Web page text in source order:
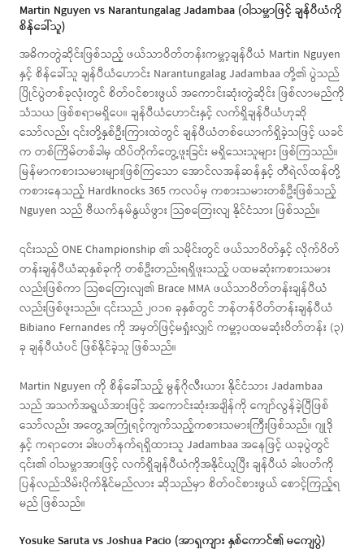
Martin Nguyen vs Narantungalag Jadambaa (ဝါသမ္ဘာဖြင့် ချန်ပီယံကို
စိန်ခေါ်သူ)
အဓိကတွဲဆိုင်းဖြစ်သည့် ဖယ်သာဝိတ်တန်းကမ္ဘာ့ချန်ပီယံ Martin Nguyen
နှင့် စိန်ခေါ်သူ ချန်ပီယံဟောင်း Narantungalag Jadambaa တို့၏ ပွဲသည်
ပြိုင်ပွဲတစ်ခုလုံးတွင် စိတ်ဝင်စားဖွယ် အကောင်းဆုံးတွဲဆိုင်း ဖြစ်လာမည်ကို
သံသယ ဖြစ်စရာမရှိပေ။ ချန်ပီယံဟောင်းနှင့် လက်ရှိချန်ပီယံဟုဆို
သော်လည်း ၎င်းတို့နှစ်ဦးကြားထဲတွင် ချန်ပီယံတစ်ယောက်ရှိခဲ့သဖြင့် ယခင်
က တစ်ကြိမ်တစ်ခါမှ ထိပ်တိုက်တွေ့ဖူးခြင်း မရှိသေးသူများ ဖြစ်ကြသည်။
မြန်မာကစားသမားများဖြစ်ကြသော အောင်လအန်ဆန်နှင့် တီရဲလ်ထန်တို့
ကစားနေသည့် Hardknocks 365 ကလပ်မှ ကစားသမားတစ်ဦးဖြစ်သည့်
Nguyen သည် ဗီယက်နမ်နွယ်ဖွား သြစတြေးလျ နိုင်ငံသား ဖြစ်သည်။
၎င်းသည် ONE Championship ၏ သမိုင်းတွင် ဖယ်သာဝိတ်နှင့် လိုက်ဝိတ်
တန်းချန်ပီယံဆုနှစ်ခုကို တစ်ဦးတည်းရရှိဖူးသည့် ပထမဆုံးကစားသမား
လည်းဖြစ်ကာ သြစတြေးလျ၏ Brace MMA ဖယ်သာဝိတ်တန်းချန်ပီယံ
လည်းဖြစ်ဖူးသည်။ ၎င်းသည် ၂၀၁၈ ခုနှစ်တွင် ဘန်တန်ဝိတ်တန်းချန်ပီယံ
Bibiano Fernandes ကို အမှတ်ဖြင့်မရှုံးလျှင် ကမ္ဘာ့ပထမဆုံးဝိတ်တန်း (၃)
ခု ချန်ပီယံပင် ဖြစ်နိုင်ခဲ့သူ ဖြစ်သည်။
Martin Nguyen ကို စိန်ခေါ်သည့် မွန်ဂိုလီးယား နိုင်ငံသား Jadambaa
သည် အသက်အရွယ်အားဖြင့် အကောင်းဆုံးအချိန်ကို ကျော်လွန်ခဲ့ပြီဖြစ်
သော်လည်း အတွေ့အကြုံရင့်ကျက်သည့်ကစားသမားကြီးဖြစ်သည်။ ဂျုဒို
နှင့် ကရာတေး ခါးပတ်နက်ရရှိထားသူ Jadambaa အနေဖြင့် ယခုပွဲတွင်
၎င်း၏ ဝါသမ္ဘာအားဖြင့် လက်ရှိချန်ပီယံကိုအနိုင်ယူပြီး ချန်ပီယံ ခါးပတ်ကို
ပြန်လည်သိမ်းပိုက်နိုင်မည်လား ဆိုသည်မှာ စိတ်ဝင်စားဖွယ် စောင့်ကြည့်ရ
မည် ဖြစ်သည်။
Yosuke Saruta vs Joshua Pacio (အာရှကျား နှစ်ကောင်၏ မကျေပွဲ)